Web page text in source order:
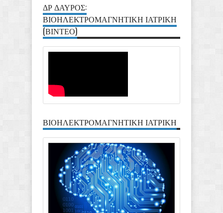
ΔΡ ΔΑΥΡΟΣ:
ΒΙΟΗΛΕΚΤΡΟΜΑΓΝΗΤΙΚΗ ΙΑΤΡΙΚΗ
(ΒΙΝΤΕΟ)
ΒΙΟΗΛΕΚΤΡΟΜΑΓΝΗΤΙΚΗ ΙΑΤΡΙΚΗ